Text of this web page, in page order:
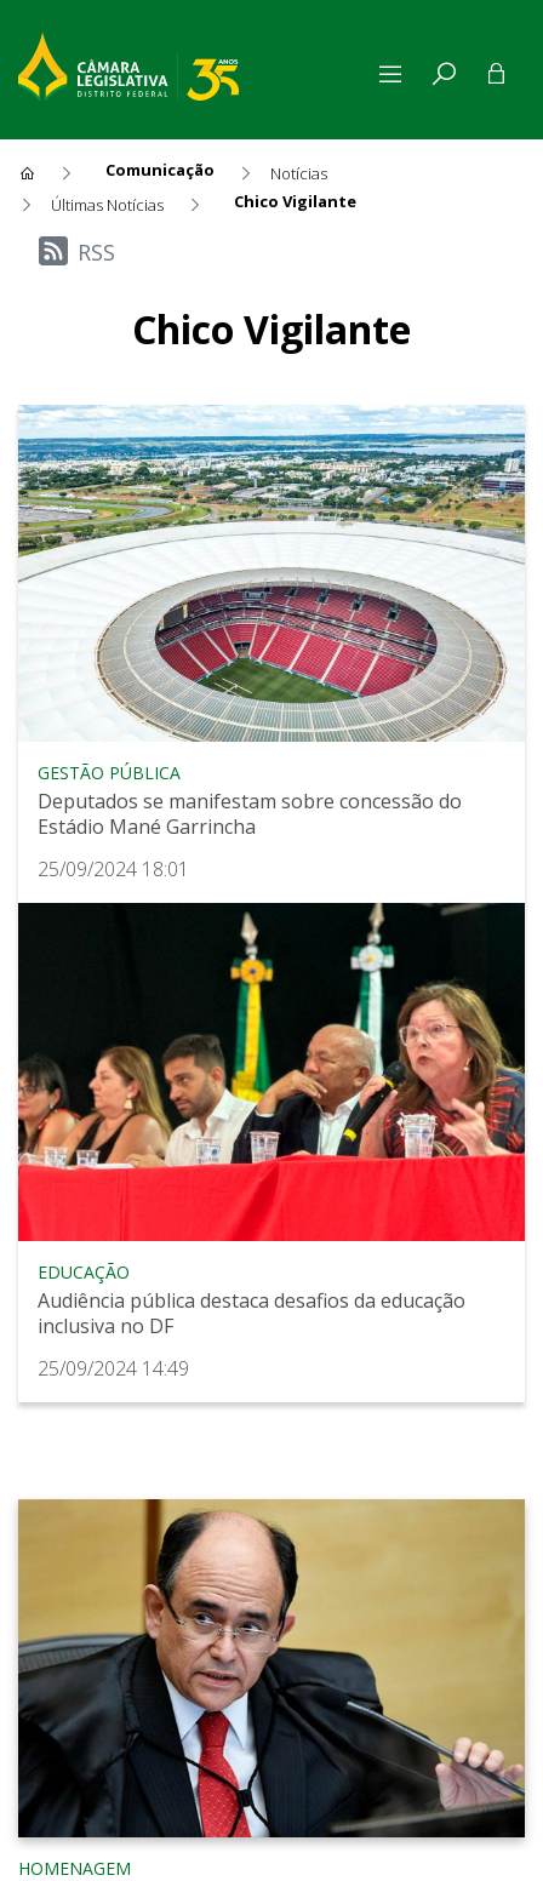
Comunicação
Notícias
Últimas Notícias
Chico Vigilante
Últimas Notícias
RSS
Chico Vigilante
GESTÃO PÚBLICA
Deputados se manifestam sobre concessão do
Estádio Mané Garrincha
25/09/2024 18:01
EDUCAÇÃO
Audiência pública destaca desafios da educação
inclusiva no DF
25/09/2024 14:49
HOMENAGEM